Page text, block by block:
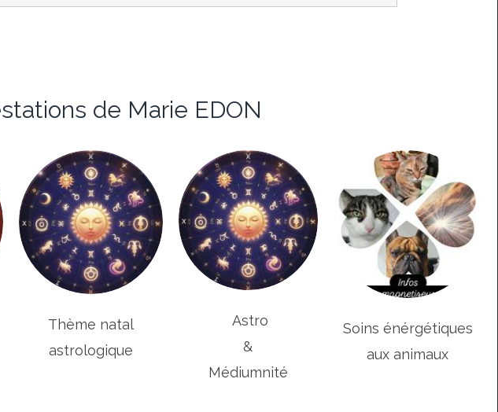
de Marie EDON
Thème natal
astrologique
Astro
&
Médiumnité
Soins énérgétiques
aux animaux